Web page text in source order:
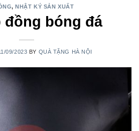
,NHẬT KÝ SẢN XUẤT
đồng bóng đá
09/2023 BY QUÀ TẶNG HÀ NỘI